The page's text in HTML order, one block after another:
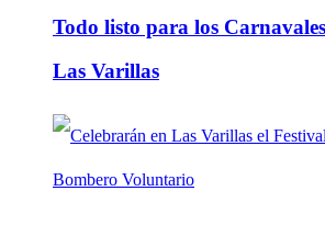
Todo listo para los
Las Varillas